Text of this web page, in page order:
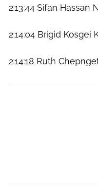
2:13:44 Sifan Hassan
2:14:04 Brigid Kosgei
2:14:18 Ruth